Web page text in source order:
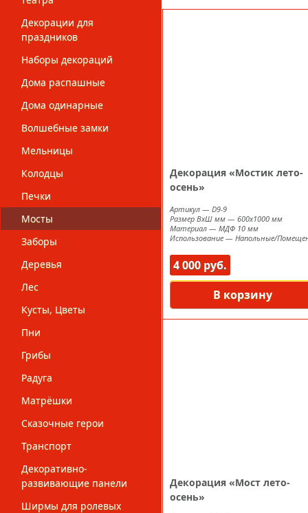
Декорации для
праздников
Наборы декораций
Дома распашные
Дома одинарные
Волшебные замки
Мельницы
Колодцы
Печки
Мосты
Заборы
Деревья
Лес
Кусты, Цветы
Пни
Грибы
Радуга
Матрёшки
Сказочные герои
Транспорт
Декоративно-
развивающие панели
Ширмы для ролевых
Декорация «Мостик лето-
осень»
Артикул — D9-9
Размер ВxШ мм — 600х1000 мм
Материал — МДФ 10 мм
Использование — Напольные/
4 000 руб.
В корзину
Декорация «Мост лето-
осень»